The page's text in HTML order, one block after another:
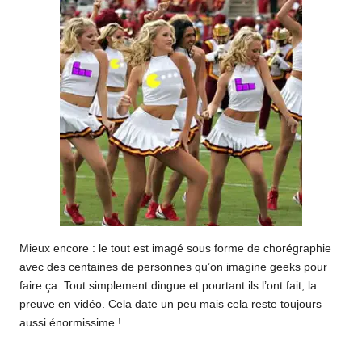
Mieux encore : le tout est imagé sous forme de chorégraphie
avec des centaines de personnes qu’on imagine geeks pour
faire ça. Tout simplement dingue et pourtant ils l’ont fait, la
preuve en vidéo. Cela date un peu mais cela reste toujours
aussi énormissime !